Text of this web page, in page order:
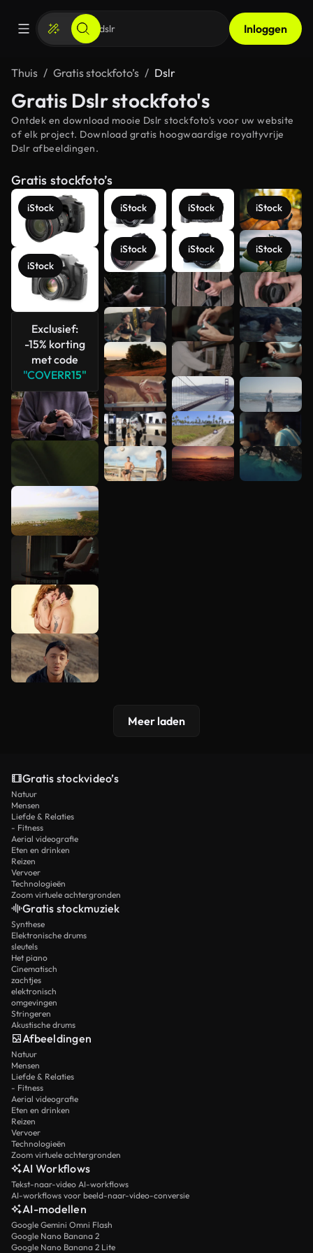
Inloggen
Thuis Gratis stockfoto’s Dslr
Gratis Dslr stockfoto's
Ontdek en download mooie Dslr stockfoto's voor uw website
of elk project. Download gratis hoogwaardige royaltyvrije
Dslr afbeeldingen.
Gratis stockfoto’s
iStock
iStock
Exclusief:
-15% korting
met code
"COVERR15"
iStock
iStock
iStock
iStock
iStock
iStock
Meer
bekijken
Meer laden
Gratis stockvideo’s
Natuur
Mensen
Liefde & Relaties
- Fitness
Aerial videografie
Eten en drinken
Reizen
Vervoer
Technologieën
Zoom virtuele achtergronden
Gratis stockmuziek
Synthese
Elektronische drums
sleutels
Het piano
Cinematisch
zachtjes
elektronisch
omgevingen
Stringeren
Akustische drums
Afbeeldingen
Natuur
Mensen
Liefde & Relaties
- Fitness
Aerial videografie
Eten en drinken
Reizen
Vervoer
Technologieën
Zoom virtuele achtergronden
AI Workflows
Tekst-naar-video AI-workflows
AI-workflows voor beeld-naar-video-conversie
AI-modellen
Google Gemini Omni Flash
Google Nano Banana 2
Google Nano Banana 2 Lite